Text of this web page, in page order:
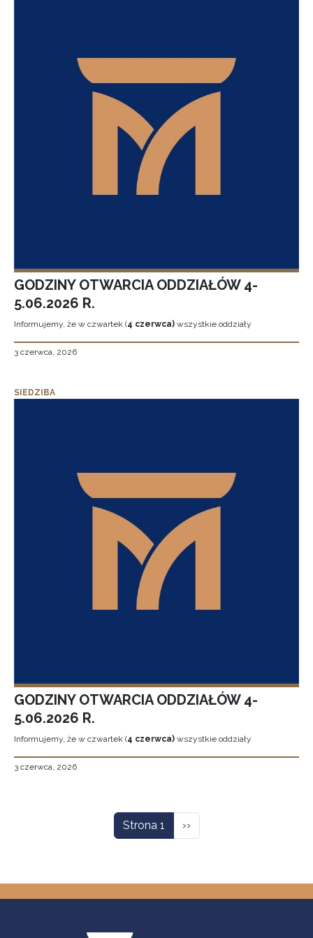
GODZINY OTWARCIA ODDZIAŁÓW 4-
5.06.2026 R.
Informujemy, że w czwartek (4 czerwca) wszystkie oddziały
3 czerwca, 2026
SIEDZIBA
GODZINY OTWARCIA ODDZIAŁÓW 4-
5.06.2026 R.
Informujemy, że w czwartek (4 czerwca) wszystkie oddziały
3 czerwca, 2026
Strona 1 Następna strona
››